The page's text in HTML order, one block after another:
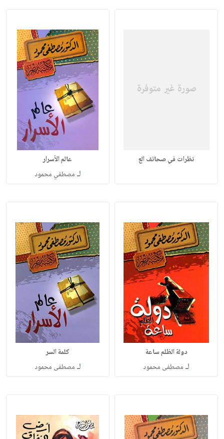
نظرات في صحائف الع عالم الأسرار
لـ مصطفي محمود
دولة الظلم ساعة
لـ مصطفى محمود
كلمة السر
لـ مصطفى محمود